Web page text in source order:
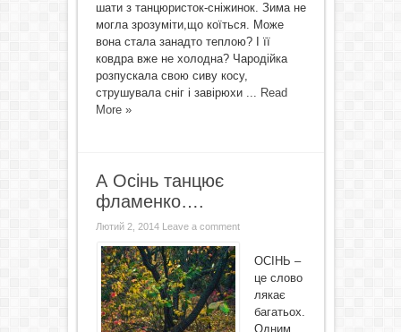
шати з танцюристок-сніжинок. Зима не
могла зрозуміти,що коїться. Може
вона стала занадто теплою? І її
ковдра вже не холодна? Чародійка
розпускала свою сиву косу,
струшувала сніг і завірюхи ... Read
More »
А Осінь танцює
фламенко….
Лютий 2, 2014 Leave a comment
ОСІНЬ –
це слово
лякає
багатьох.
Одним